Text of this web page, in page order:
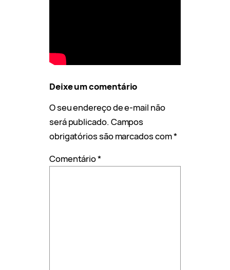
Deixe um comentário
O seu endereço de e-mail não
será publicado. Campos
obrigatórios são marcados com*
Comentário*